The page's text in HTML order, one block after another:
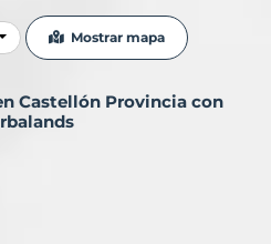
Mostrar mapa
Castellón Provincia con